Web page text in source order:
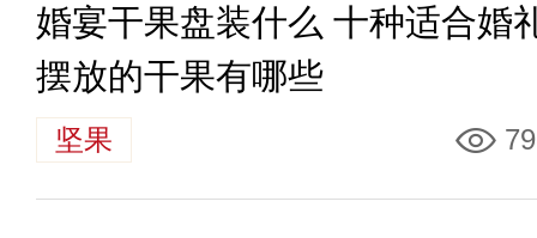
婚宴干果盘装什么 十种适合婚
摆放的干果有哪些
坚果